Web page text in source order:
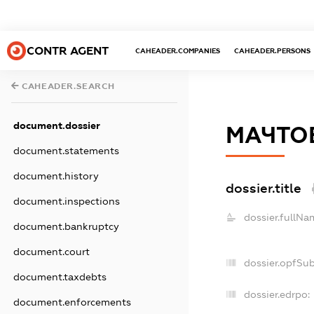
CONTR AGENT CAHEADER.COMPANIES CAHEADER.PERSONS
CAHEADER.SEARCH
document.dossier
document.statements
document.history
document.inspections
document.bankruptcy
document.court
document.taxdebts
document.enforcements
dossier.title
dossier.edrpo: